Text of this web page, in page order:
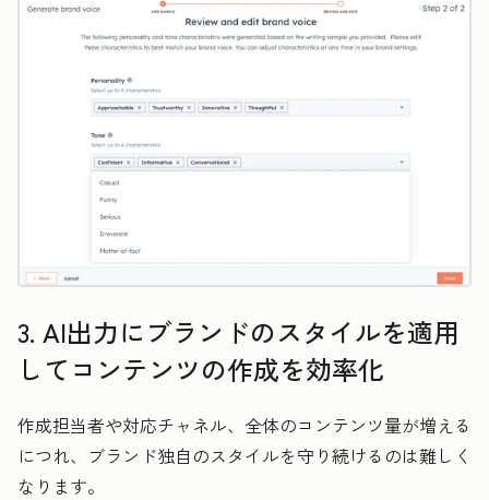
3. AI出力にブランドのスタイルを適用
してコンテンツの作成を効率化
作成担当者や対応チャネル、全体のコンテンツ量が増える
につれ、ブランド独自のスタイルを守り続けるのは難しく
なります。